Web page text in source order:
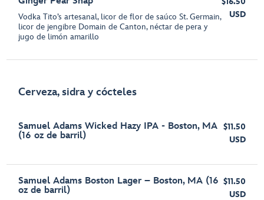
Vodka Tito’s artesanal, licor de flor de saúco St. Germain,
licor de jengibre Domain de Canton, néctar de pera y
jugo de limón amarillo
USD
Cerveza, sidra y cócteles
Samuel Adams Wicked Hazy IPA - Boston, MA
(16 oz de barril)
$11.50
USD
Samuel Adams Boston Lager – Boston, MA (16
oz de barril)
$11.50
USD